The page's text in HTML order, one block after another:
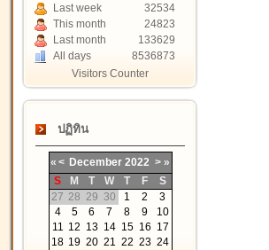
Last week
32534
This month
24823
Last month
133629
All days
8536873
Visitors Counter
ปฏิทิน
« < December 2022 > »
S
M T W T F
S
27 28 29 30 1 2
3
4
5 6 7 8 9
10
11 12 13 14 15 16 17
18 19 20 21 22 23 24